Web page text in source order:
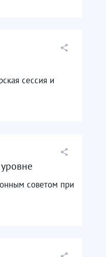
сессия и
советом при